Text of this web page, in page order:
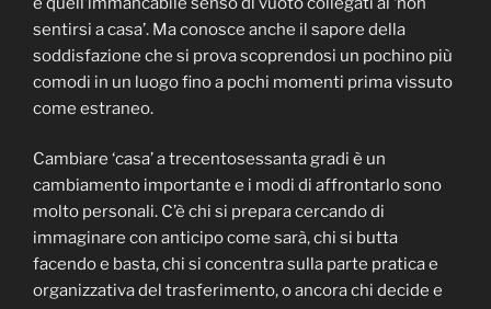
sentirsi a casa’. Ma conosce anche il sapore della
soddisfazione che si prova scoprendosi un pochino più
comodi in un luogo fino a pochi momenti prima vissuto
come estraneo.
Cambiare ‘casa’ a trecentosessanta gradi è un
cambiamento importante e i modi di affrontarlo sono
molto personali. C’è chi si prepara cercando di
immaginare con anticipo come sarà, chi si butta
facendo e basta, chi si concentra sulla parte pratica e
organizzativa del trasferimento, o ancora chi decide e